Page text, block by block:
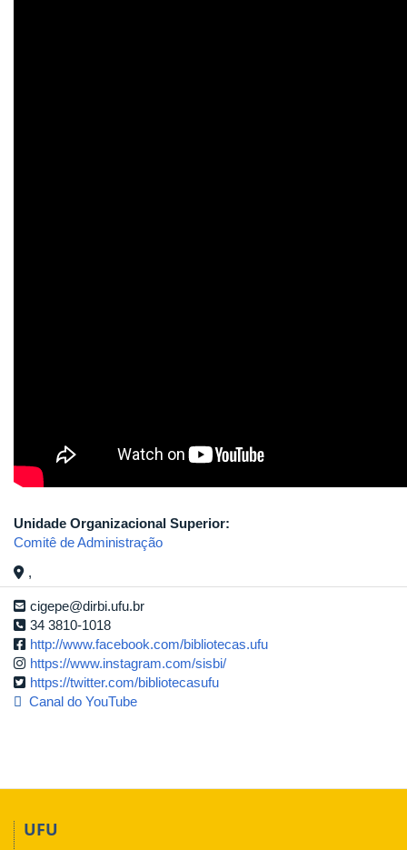
Unidade Organizacional Superior:
Comitê de Administração
,
cigepe@dirbi.ufu.br
34 3810-1018
http://www.facebook.com/bibliotecas.ufu
https://www.instagram.com/sisbi/
https://twitter.com/bibliotecasufu
Canal do YouTube
UFU